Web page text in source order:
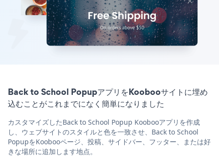
Back to School PopupアプリをKoobooサイトに埋め
込むことがこれまでになく簡単になりました
カスタマイズしたBack to School Popup Koobooアプリを作成
し、ウェブサイトのスタイルと色を一致させ、Back to School
PopupをKoobooページ、投稿、サイドバー、フッター、または好
きな場所に追加します地点。